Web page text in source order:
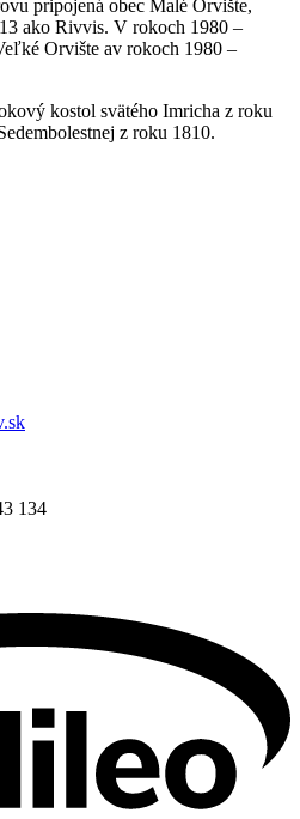
pripojená obec Malé Orvište,
ako Rivvis. V rokoch 1980 –
Orvište av rokoch 1980 –
kostol svätého Imricha z roku
z roku 1810.
134